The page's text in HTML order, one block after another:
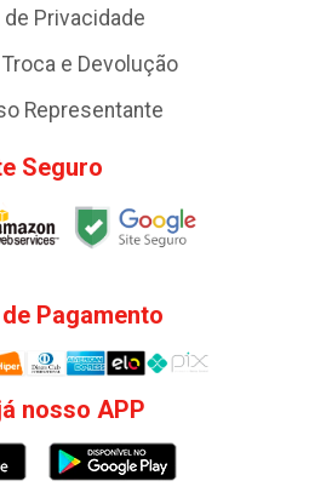
de Privacidade
e Devolução
Representante
Seguro
Pagamento
nosso APP